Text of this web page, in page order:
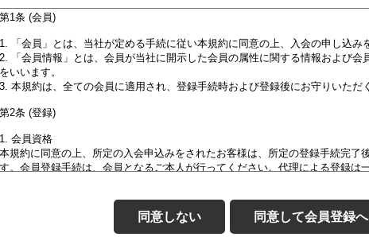
同意しない 同意して会員登録へ